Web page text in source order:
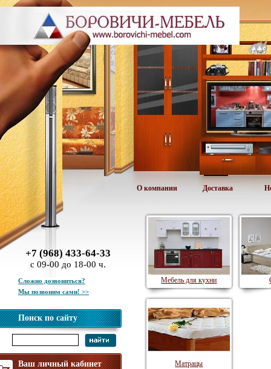
О компании Доставка
+7 (968) 433-64-33
с 09-00 до 18-00 ч.
Сложно дозвониться?
Мы позвоним сами! >>
Поиск по сайту
Ваш личный кабинет
Мебель для кухни
Матрацы